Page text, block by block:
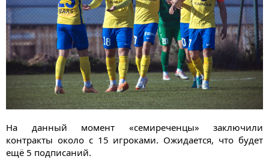
На данный момент «семиреченцы» заключили
контракты около с 15 игроками. Ожидается, что будет
ещё 5 подписаний.